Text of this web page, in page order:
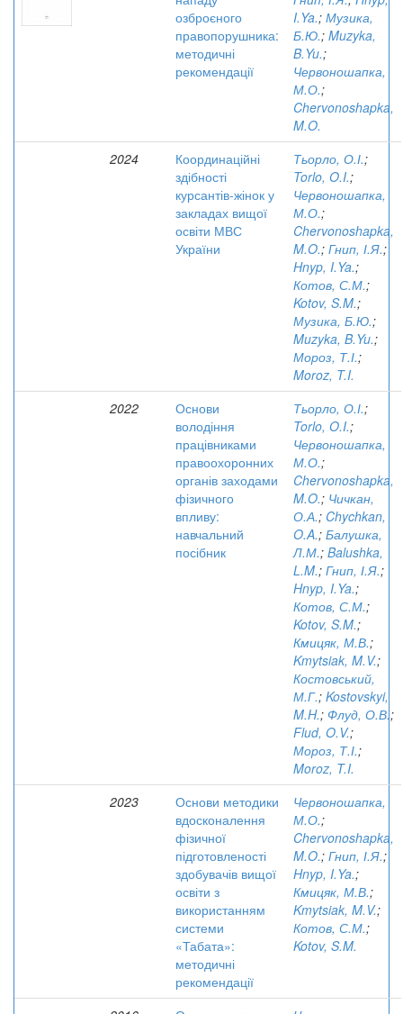
озброєного
правопорушника:
методичні
рекомендації
I.Ya.; Музика,
Б.Ю.; Muzyka,
B.Yu.;
Червоношапка,
М.О.;
Chervonoshapka,
M.O.
2024
Координаційні
здібності
курсантів-жінок у
закладах вищої
освіти МВС
України
Тьорло, О.І.;
Torlo, O.I.;
Червоношапка,
М.О.;
Chervonoshapka,
M.O.; Гнип, І.Я.;
Hnyp, I.Ya.;
Котов, С.М.;
Kotov, S.M.;
Музика, Б.Ю.;
Muzyka, B.Yu.;
Мороз, Т.І.;
Moroz, T.I.
2022
Основи
володіння
працівниками
правоохоронних
органів заходами
фізичного
впливу:
навчальний
посібник
Тьорло, О.І.;
Torlo, O.I.;
Червоношапка,
М.О.;
Chervonoshapka,
M.O.; Чичкан,
О.А.; Chychkan,
O.A.; Балушка,
Л.М.; Balushka,
L.M.; Гнип, І.Я.;
Hnyp, I.Ya.;
Котов, С.М.;
Kotov, S.M.;
Кмицяк, М.В.;
Kmytsiak, M.V.;
Костовський,
М.Г.; Kostovskyi,
M.H.; Флуд, О.В.;
Flud, O.V.;
Мороз, Т.І.;
Moroz, T.I.
2023
Основи методики
вдосконалення
фізичної
підготовленості
здобувачів вищої
освіти з
використанням
системи
«Табата»:
методичні
рекомендації
Червоношапка,
М.О.;
Chervonoshapka,
M.O.; Гнип, І.Я.;
Hnyp, I.Ya.;
Кмицяк, М.В.;
Kmytsiak, M.V.;
Котов, С.М.;
Kotov, S.M.